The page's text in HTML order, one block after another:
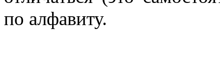
по алфавиту.